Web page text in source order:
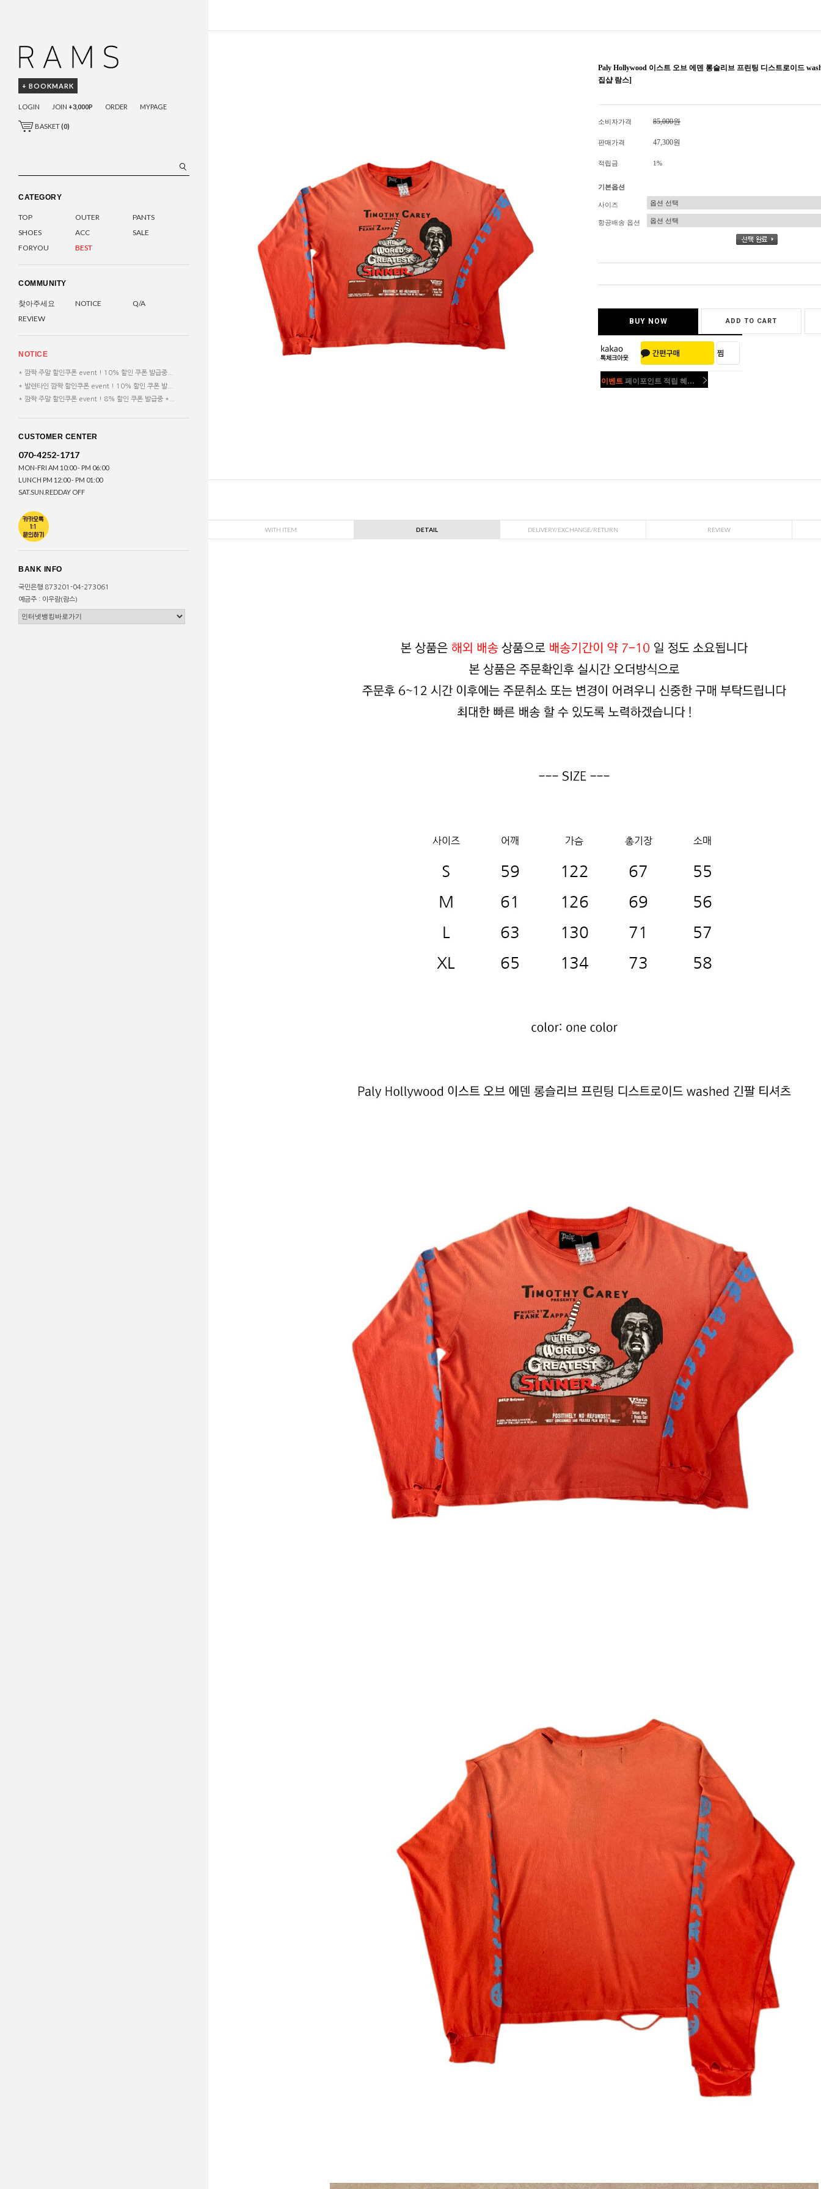
+ BOOKMARK
LOGIN JOIN +3,000P ORDER MYPAGE
BASKET(0)
CATEGORY
TOP OUTER
PANTS
SHOES
ACC
SALE
FORYOU
BEST
COMMUNITY
찾아주세요 NOTICE
Q/A
REVIEW
NOTICE
* 깜짝 주말 할인쿠폰 event ! 10% 할인 쿠폰 발급중...
* 발렌타인 깜짝 할인쿠폰 event ! 10% 할인 쿠폰 발...
* 깜짝 주말 할인쿠폰 event ! 8% 할인 쿠폰 발급중 *...
CUSTOMER CENTER
070-4252-1717
MON-FRI AM 10:00 - PM 06:00
LUNCH PM 12:00 - PM 01:00
SAT.SUN.REDDAY OFF
BANK INFO
국민은행 873201-04-273061
예금주 : 이우람(람스)
Paly Hollywood 이스트 오브 에덴 롱슬리브 프린팅 디스트로이드
집샵 람스]
소비자가격 85,000원
판매가격 47,300원
적립금 1%
기본옵션
사이즈
항공배송 옵션
BUY NOW ADD TO CART
이벤트 페이포인트 적립 혜택 2배 UP!
WITH ITEM DETAIL DELIVERY/EXCHANGE/RETURN REVIEW